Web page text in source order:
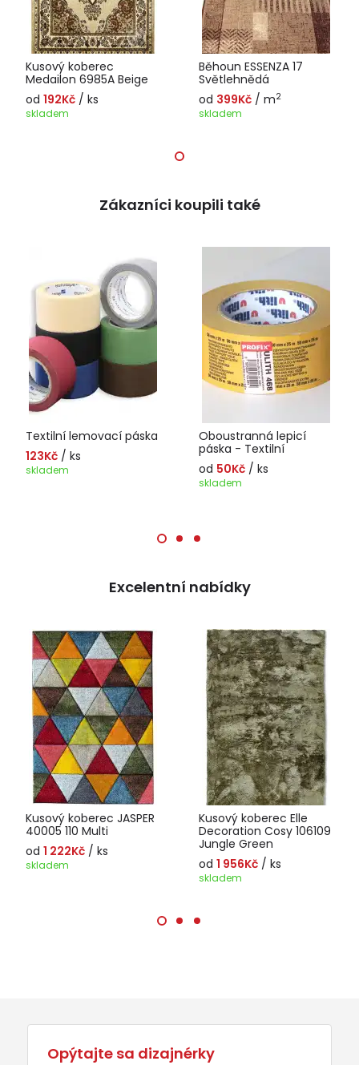
Kusový koberec
Medailon 6985A Beige
od 192Kč / ks
skladem
Běhoun ESSENZA 17
Světlehnědá
od 399Kč / m2
skladem
Zákazníci koupili také
Textilní lemovací páska
123Kč / ks
skladem
Oboustranná lepicí
páska - Textilní
od 50Kč / ks
skladem
Excelentní nabídky
Kusový koberec JASPER
40005 110 Multi
od 1 222Kč / ks
skladem
Kusový koberec Elle
Decoration Cosy 106109
Jungle Green
od 1 956Kč / ks
skladem
Opýtajte sa dizajnérky